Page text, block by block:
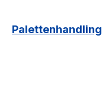
Palettenhandling